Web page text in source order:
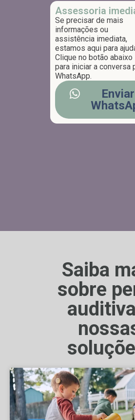
Assessoria
Se precisar de mais
informações ou
assistência imediata,
estamos aqui para
Clique no botão abaixo
para iniciar a conversa
WhatsApp.
Enviar
Saiba
sobre